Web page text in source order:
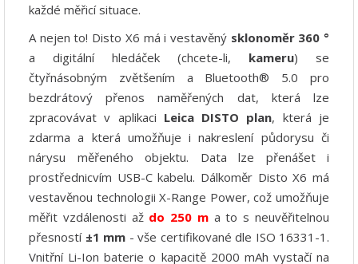
každé měřicí situace.
A nejen to! Disto X6 má i vestavěný sklonoměr 360 °
a digitální hledáček (chcete-li, kameru) se
čtyřnásobným zvětšením a Bluetooth® 5.0 pro
bezdrátový přenos naměřených dat, která lze
zpracovávat v aplikaci Leica DISTO plan, která je
zdarma a která umožňuje i nakreslení půdorysu či
nárysu měřeného objektu. Data lze přenášet i
prostřednicvím USB-Ckabelu. Dálkoměr Disto X6 má
vestavěnou technologii X-Range Power, což umožňuje
měřit vzdálenosti až do 250 ma to s neuvěřitelnou
přesností ±1 mm - vše certifikované dle ISO 16331-1.
Vnitřní Li-Ionbaterie o kapacitě 2000 mAh vystačí na